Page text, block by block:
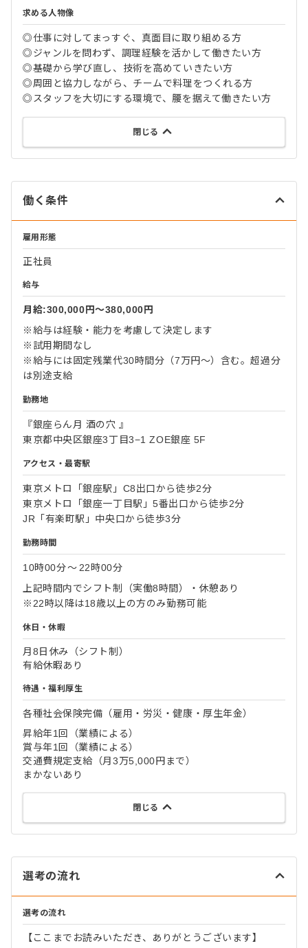
求める人物像
◎仕事に対してまっすぐ、真面目に取り組める方
◎ジャンルを問わず、調理経験を活かして働きたい方
◎基礎から学び直し、技術を高めていきたい方
◎周囲と協力しながら、チームで料理をつくれる方
◎スタッフを大切にする環境で、腰を据えて働きたい方
閉じる
働く条件
雇用形態
正社員
給与
月給:300,000円〜380,000円
※給与は経験・能力を考慮して決定します
※試用期間なし
※給与には固定残業代30時間分（7万円～）含む。超過分
は別途支給
勤務地
『銀座らん月 酒の穴 』
東京都中央区銀座3丁目3−1 ZOE銀座 5F
アクセス・最寄駅
東京メトロ「銀座駅」C8出口から徒歩2分
東京メトロ「銀座一丁目駅」5番出口から徒歩2分
JR「有楽町駅」中央口から徒歩3分
勤務時間
10時00分〜 22時00分
上記時間内でシフト制（実働8時間）・休憩あり
※22時以降は18歳以上の方のみ勤務可能
休日・休暇
月8日休み（シフト制）
有給休暇あり
待遇・福利厚生
各種社会保険完備（雇用・労災・健康・厚生年金）
昇給年1回（業績による）
賞与年1回（業績による）
交通費規定支給（月3万5,000円まで）
まかないあり
閉じる
選考の流れ
選考の流れ
【ここまでお読みいただき、ありがとうございます】